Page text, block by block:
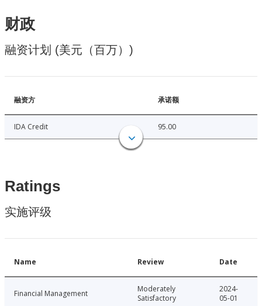
财政
融资计划 (美元（百万）)
融资方 承诺额
IDA Credit 95.00
Ratings
实施评级
Name Review Date
Financial Management
Moderately
Satisfactory
2024-
05-01